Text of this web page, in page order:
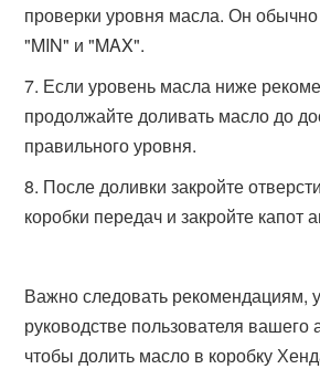
проверки уровня масла. Он обычно
"MIN" и "MAX".
Если уровень масла ниже
продолжайте доливать масло до
правильного уровня.
После доливки закройте
коробки передач и закройте капот
Важно следовать рекомендациям,
руководстве пользователя вашего
чтобы долить масло в коробку